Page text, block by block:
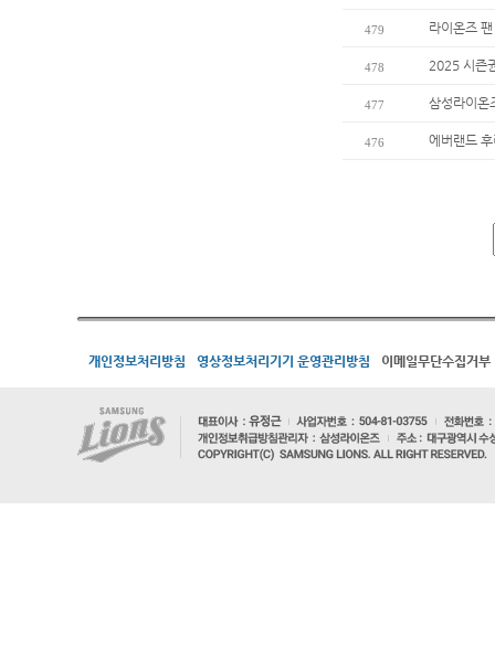
479 라이온즈
478 2025 시즌
477 삼성라이온
476 에버랜드
개인정보처리방침 영상정보처리기기 운영관리방침 이메일무단수집거부